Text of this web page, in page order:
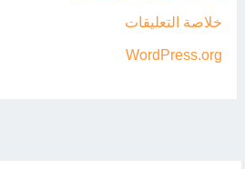
خلاصة التعليقات
WordPress.org